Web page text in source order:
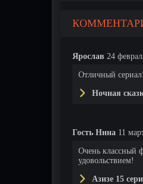
Ярослав 24
Отличный сериал!
Ночная
Гость Нина 11
Очень классный
удовольствием!
Азизе 15